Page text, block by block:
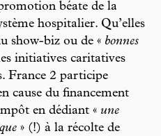
béate de la
hospitalier. Qu’elles
show-biz ou de « bonnes
initiatives caritatives
France 2 participe
cause du financement
en dédiant « une
» (!) à la récolte de